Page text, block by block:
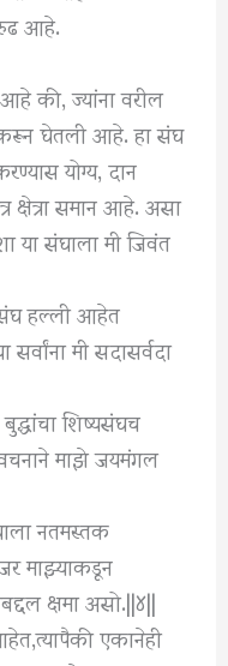
आहे.
की, ज्यांना वरील
करून घेतली आहे. हा संघ
योग्य, दान
क्षेत्रा समान आहे. असा
संघाला मी जिवंत
हल्ली आहेत
मी सदासर्वदा
शिष्यसंघच
माझे जयमंगल
नतमस्तक
माझ्याकडून
क्षमा असो.||४||
एकानेही